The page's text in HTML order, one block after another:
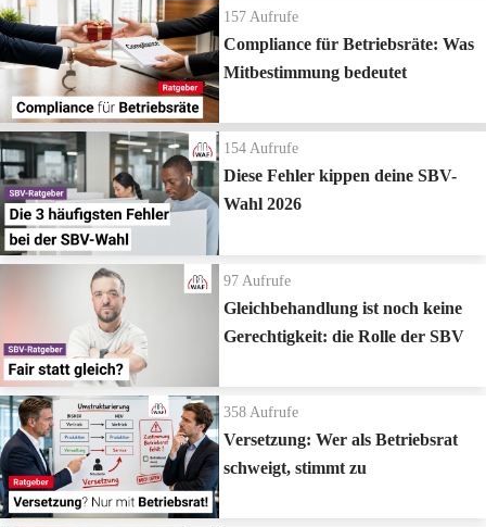
157 Aufrufe
Compliance für Betriebsräte: Was
Mitbestimmung bedeutet
154 Aufrufe
Diese Fehler kippen deine SBV-
Wahl 2026
97 Aufrufe
Gleichbehandlung ist noch keine
Gerechtigkeit: die Rolle der SBV
358 Aufrufe
Versetzung: Wer als Betriebsrat
schweigt, stimmt zu